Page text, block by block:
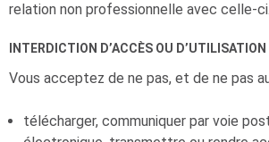
relation non professionnelle avec celle-ci.
INTERDICTION D’ACCÈS OU
Vous acceptez de ne pas, et de ne pas
télécharger, communiquer par voie